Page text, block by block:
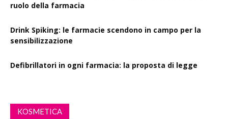
ruolo della farmacia
Drink Spiking: le farmacie scendono in campo per la
sensibilizzazione
Defibrillatori in ogni farmacia: la proposta di legge
KOSMETICA